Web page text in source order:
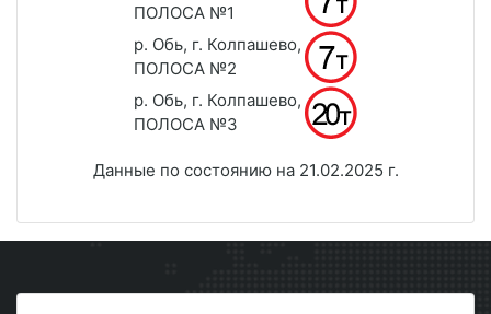
ПОЛОСА №1
р. Обь, г. Колпашево,
ПОЛОСА №2
р. Обь, г. Колпашево,
ПОЛОСА №3
Данные по состоянию на 21.02.2025 г.